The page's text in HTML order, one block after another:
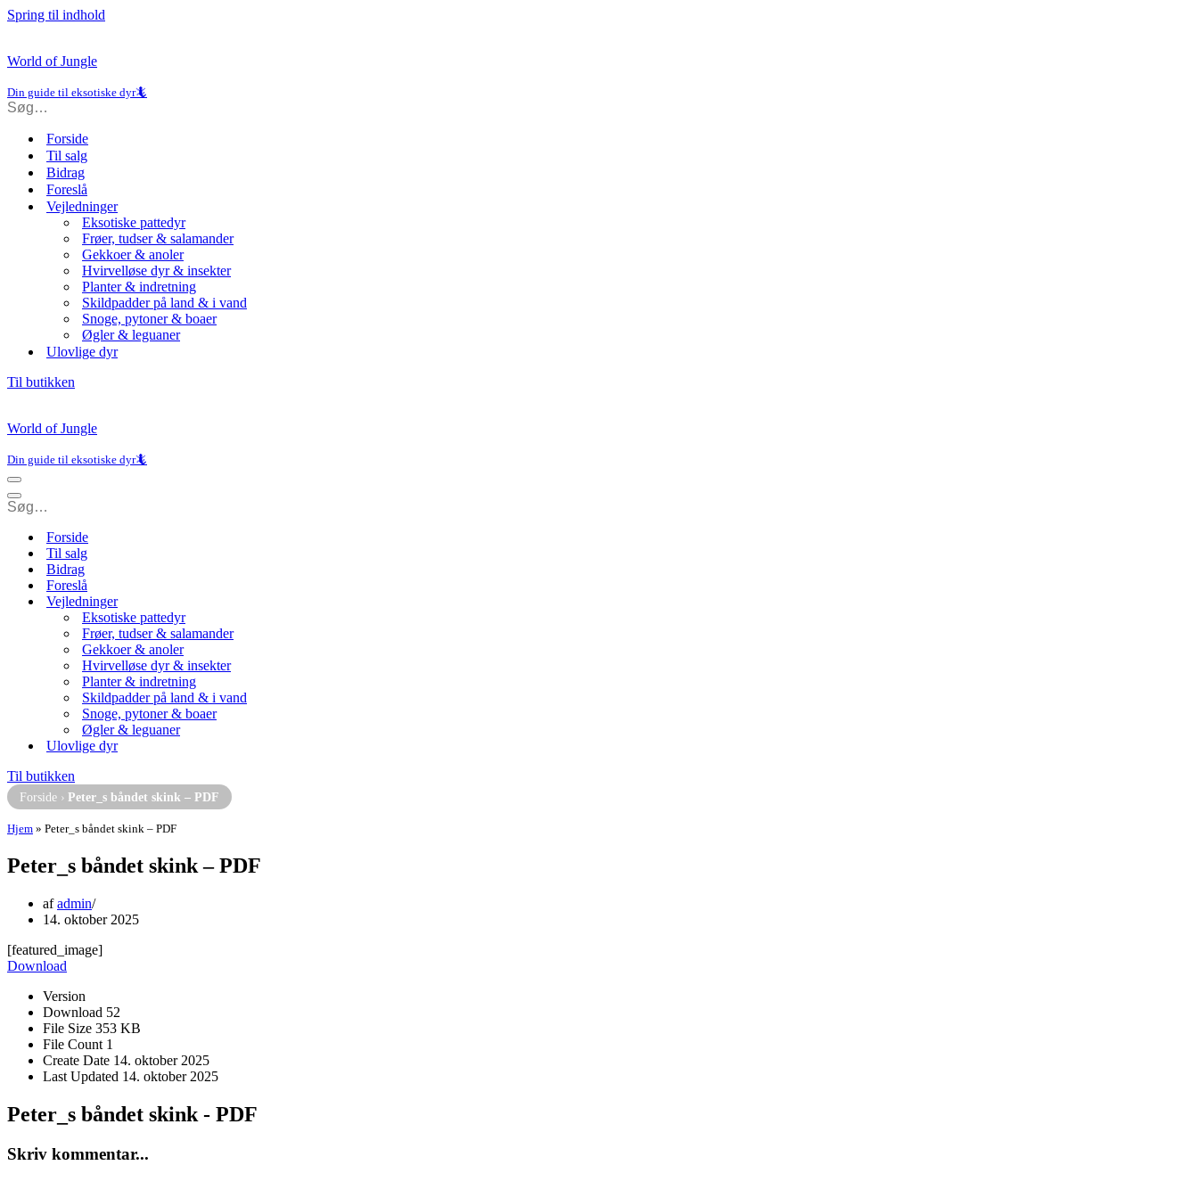
Spring til indhold
World of Jungle
Din guide til eksotiske dyr🦎
Forside
Til salg
Bidrag
Foreslå
Vejledninger
Eksotiske pattedyr
Frøer, tudser & salamander
Gekkoer & anoler
Hvirvelløse dyr & insekter
Planter & indretning
Skildpadder på land & i vand
Snoge, pytoner & boaer
Øgler & leguaner
Ulovlige dyr
Til butikken
World of Jungle
Din guide til eksotiske dyr🦎
Navigation
menu
Navigation
menu
Forside
Til salg
Bidrag
Foreslå
Vejledninger
Eksotiske pattedyr
Frøer, tudser & salamander
Gekkoer & anoler
Hvirvelløse dyr & insekter
Planter & indretning
Skildpadder på land & i vand
Snoge, pytoner & boaer
Øgler & leguaner
Ulovlige dyr
Til butikken
Forside › Peter_s båndet skink – PDF
Hjem » Peter_s båndet skink – PDF
Peter_s båndet skink – PDF
afadmin
14. oktober 2025
[featured_image]
Download
Version
Download 52
File Size 353 KB
File Count 1
Create Date 14. oktober 2025
Last Updated 14. oktober 2025
Peter_s båndet skink - PDF
Skriv kommentar...